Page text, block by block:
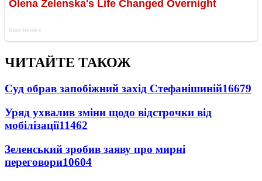
ЧИТАЙТЕ ТАКОЖ
Суд обрав запобіжний захід Стефанішиній16679
Уряд ухвалив зміни щодо відстрочки від
мобілізації11462
Зеленський зробив заяву про мирні
переговори10604